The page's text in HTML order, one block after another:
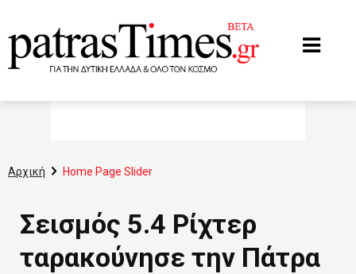
Αρχική Home Page Slider
Σεισμός 5.4 Ρίχτερ
ταρακούνησε την Πάτρα